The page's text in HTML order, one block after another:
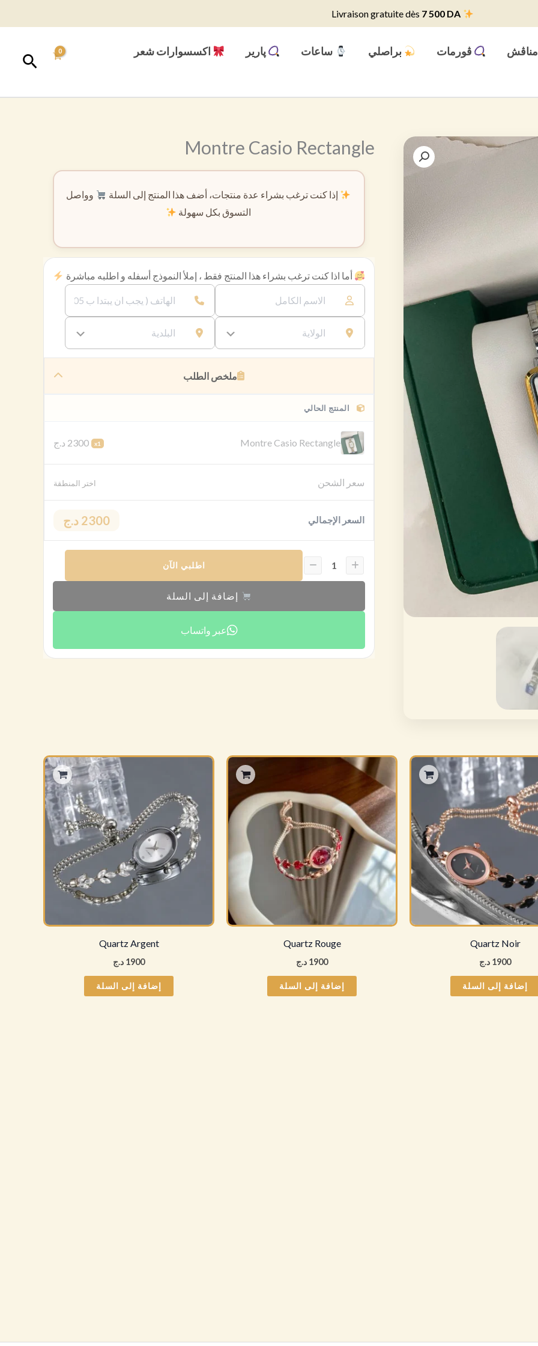
7 500 DA
مناڨش ڨورمات براصلي ساعات پارير
اكسسوارات شعر
Montre Casio Rectangle
إذا كنت ترغب بشراء عدة منتجات، أضف هذا المنتج إلى السلة
وواصل
التسوق بكل سهولة
أما اذا كنت ترغب بشراء هذا المنتج فقط ، إملأ النموذج أسفله و اطلبه مباشرة
ملخص الطلب
المنتج الحالي
Montre Casio Rectangle
x1 2300 د.ج
سعر الشحن اختر المنطقة
السعر الإجمالي 2300 د.ج
اطلبي الآن
إضافة إلى السلة
عبر واتساب
Quartz Noir
1900 د.ج
إضافة إلى السلة
Quartz Rouge
1900 د.ج
إضافة إلى السلة
Quartz Argent
1900 د.ج
إضافة إلى السلة